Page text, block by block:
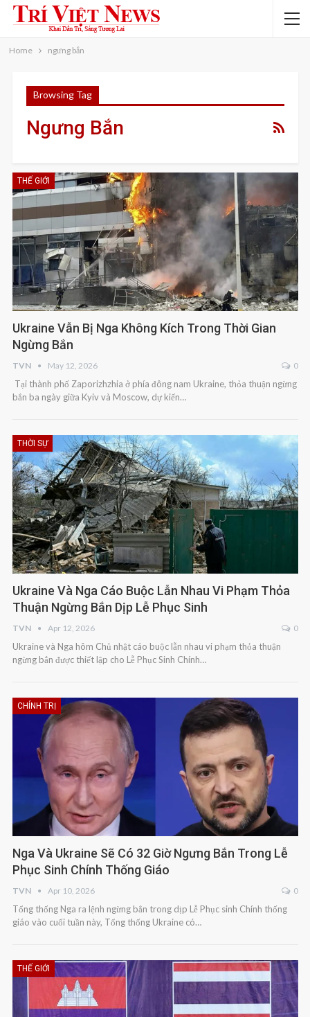
Home ngưng bắn
Browsing Tag
Ngưng Bắn
THẾ GIỚI
Ukraine Vẫn Bị Nga Không Kích Trong Thời Gian
Ngừng Bắn
TVN May 12, 2026 0
Tại thành phố Zaporizhzhia ở phía đông nam Ukraine, thỏa thuận ngừng
bắn ba ngày giữa Kyiv và Moscow, dự kiến…
THỜI SỰ
Ukraine Và Nga Cáo Buộc Lẫn Nhau Vi Phạm Thỏa
Thuận Ngừng Bắn Dịp Lễ Phục Sinh
TVN Apr 12, 2026 0
Ukraine và Nga hôm Chủ nhật cáo buộc lẫn nhau vi phạm thỏa thuận
ngừng bắn được thiết lập cho Lễ Phục Sinh Chính…
CHÍNH TRỊ
Nga Và Ukraine Sẽ Có 32 Giờ Ngưng Bắn Trong Lễ
Phục Sinh Chính Thống Giáo
TVN Apr 10, 2026 0
Tổng thống Nga ra lệnh ngừng bắn trong dịp Lễ Phục sinh Chính thống
giáo vào cuối tuần này, Tổng thống Ukraine có…
THẾ GIỚI